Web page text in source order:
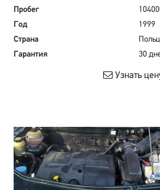
Пробег
Год
1999
Страна
Гарантия
30
Узнать